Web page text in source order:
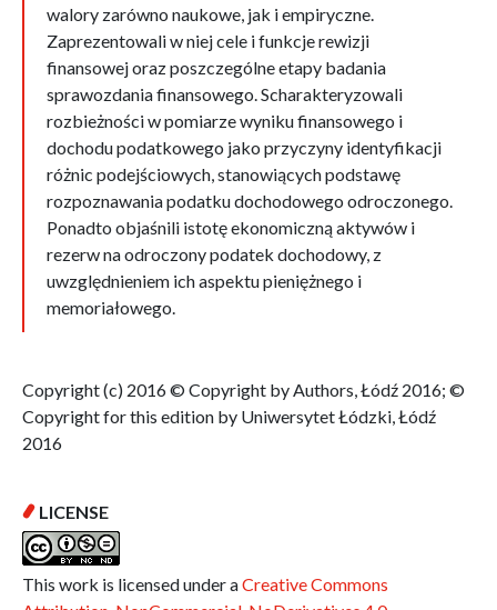
walory zarówno naukowe, jak i empiryczne.
Zaprezentowali w niej cele i funkcje rewizji
finansowej oraz poszczególne etapy badania
sprawozdania finansowego. Scharakteryzowali
rozbieżności w pomiarze wyniku finansowego i
dochodu podatkowego jako przyczyny identyfikacji
różnic podejściowych, stanowiących podstawę
rozpoznawania podatku dochodowego odroczonego.
Ponadto objaśnili istotę ekonomiczną aktywów i
rezerw na odroczony podatek dochodowy, z
uwzględnieniem ich aspektu pieniężnego i
memoriałowego.
Copyright (c) 2016 © Copyright by Authors, Łódź 2016; ©
Copyright for this edition by Uniwersytet Łódzki, Łódź
2016
LICENSE
This work is licensed under aCreative Commons